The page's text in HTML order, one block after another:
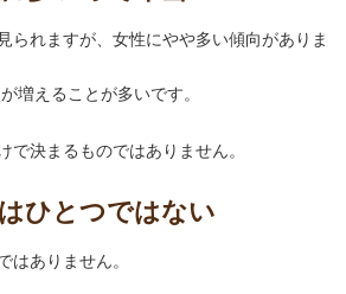
られますが、女性にやや多い傾向がありま
増えることが多いです。
で決まるものではありません。
ひとつではない
はありません。